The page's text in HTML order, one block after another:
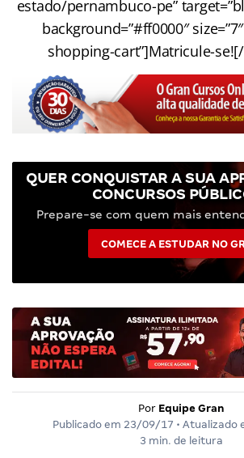
estado/pernambuco-pe”
background=”#ff0000″
shopping-cart”]Matricule-
QUER CONQUISTAR A SUA
CONCURSOS
Prepare-se com quem mais
COMECE A ESTUDAR NO
Por Equipe Gran
Publicado em 23/09/17 • Atualizado
3 min. de leitura